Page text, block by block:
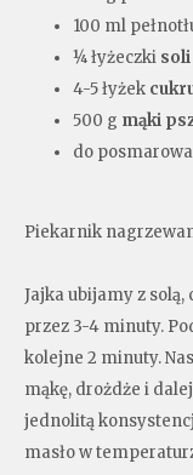
100 ml
¼ łyżeczki soli
4-5 łyżek
500 g mąki
do
Piekarnik
Jajka ubijamy z
przez 3-4 minuty.
kolejne 2 minuty.
mąkę, drożdże i
jednolitą
masło w